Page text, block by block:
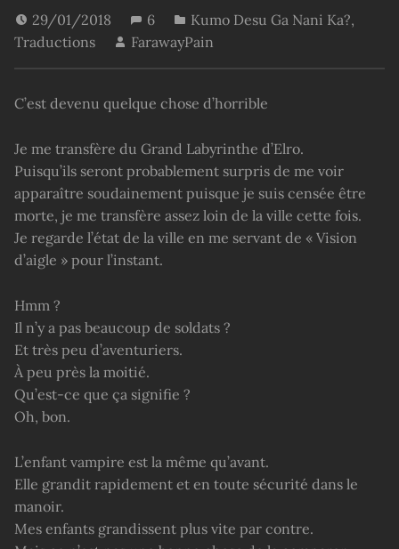
29/01/2018 6 Kumo Desu Ga Nani Ka?,
Traductions
FarawayPain
C’est devenu quelque chose d’horrible
Je me transfère du Grand Labyrinthe d’Elro.
Puisqu’ils seront probablement surpris de me voir
apparaître soudainement puisque je suis censée être
morte, je me transfère assez loin de la ville cette fois.
Je regarde l’état de la ville en me servant de « Vision
d’aigle » pour l’instant.
Hmm ?
Il n’y a pas beaucoup de soldats ?
Et très peu d’aventuriers.
À peu près la moitié.
Qu’est-ce que ça signifie ?
Oh, bon.
L’enfant vampire est la même qu’avant.
Elle grandit rapidement et en toute sécurité dans le
manoir.
Mes enfants grandissent plus vite par contre.